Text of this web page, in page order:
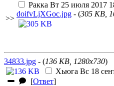
>>
Ракка Вт 25 июля 2017
doifvLjXGoc.jpg - (305 KB,
34833.jpg - (136 KB, 1280x730)
Хьюга Вс 18
[Ответ]